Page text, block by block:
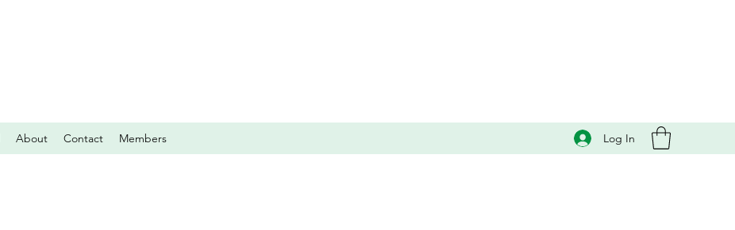
About Contact Members Log In